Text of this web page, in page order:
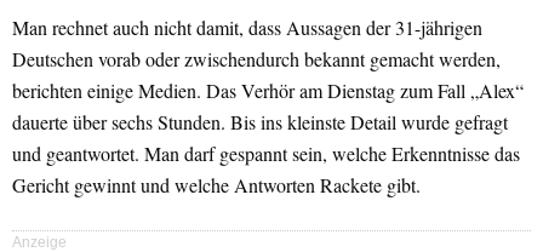
Man rechnet auch nicht damit, dass Aussagen der 31-jährigen
Deutschen vorab oder zwischendurch bekannt gemacht werden,
berichten einige Medien. Das Verhör am Dienstag zum Fall „Alex“
dauerte über sechs Stunden. Bis ins kleinste Detail wurde gefragt
und geantwortet. Man darf gespannt sein, welche Erkenntnisse das
Gericht gewinnt und welche Antworten Rackete gibt.
Anzeige